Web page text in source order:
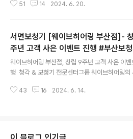
텐트(Intent)' 출시 기념 공식 사전 판매 대리점으
y), 2022년 신제품 오운(OWN)에 이어 2024년
인텐트(Intent)까지 공식 사전 판매 대리점으로 선
다. 디만트코리아의 브랜드 오티콘보청기가 올해
을 맞이하여 충전형방식의 '인텐트(Intent)'를 19
론칭한다고 밝혔으며 국내 정식 런칭은 8월 중순
월 중순 공식 출시를 앞두고 있는 오티콘 신제품 인
51 14 2024. 6. 20.
서면보청기 [웨이브히어링 부산점]-
주년 고객 사은 이벤트 진행 #부산보청
웨이브히어링 부산점, 창립 9주년 고객 사은 이벤
행 청각 & 보청기 전문센터그룹 웨이브히어링의
이벤트를 진행한다고 밝혔다. 웨이브히어링은 세
서 동일한 서비스를 받을 수 있는 것이 가장 큰 장
43 16 2024. 6. 14.